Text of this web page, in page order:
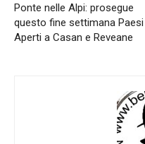
Ponte nelle Alpi: prosegue
questo fine settimana Paesi
Aperti a Casan e Reveane